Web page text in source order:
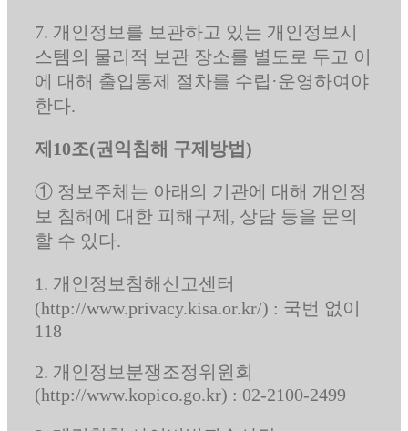
7. 개인정보를 보관하고 있는 개인정보시
스템의 물리적 보관 장소를 별도로 두고 이
에 대해 출입통제 절차를 수립·운영하여야
한다.
제10조(권익침해 구제방법)
① 정보주체는 아래의 기관에 대해 개인정
보 침해에 대한 피해구제, 상담 등을 문의
할 수 있다.
1. 개인정보침해신고센터
(http://www.privacy.kisa.or.kr/) : 국번 없이
118
2. 개인정보분쟁조정위원회
(http://www.kopico.go.kr) : 02-2100-2499